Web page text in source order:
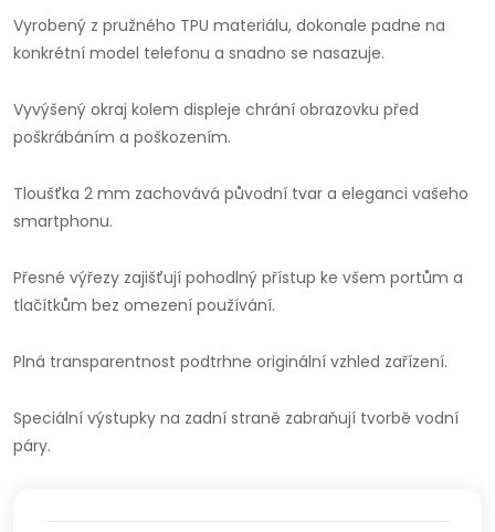
Vyrobený z pružného TPU materiálu, dokonale padne na
konkrétní model telefonu a snadno se nasazuje.
Vyvýšený okraj kolem displeje chrání obrazovku před
poškrábáním a poškozením.
Tloušťka 2 mm zachovává původní tvar a eleganci vašeho
smartphonu.
Přesné výřezy zajišťují pohodlný přístup ke všem portům a
tlačítkům bez omezení používání.
Plná transparentnost podtrhne originální vzhled zařízení.
Speciální výstupky na zadní straně zabraňují tvorbě vodní
páry.